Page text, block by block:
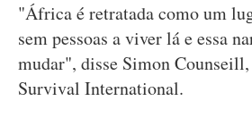
"África é retratada como um
sem pessoas a viver lá e essa
mudar", disse Simon
Survival International.